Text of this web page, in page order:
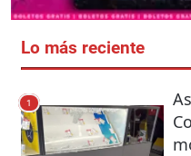
Lo más reciente
1